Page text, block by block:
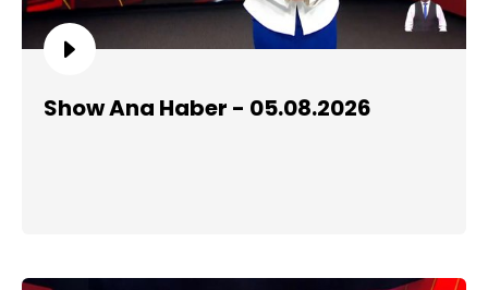
Show Ana Haber - 05.08.2026